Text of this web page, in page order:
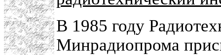
В 1985 году
Минрадиопрома